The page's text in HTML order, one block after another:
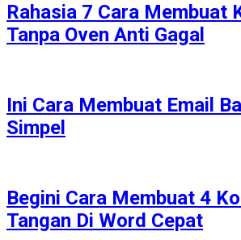
Rahasia 7 Cara Membuat
Tanpa Oven Anti Gagal
Ini Cara Membuat Email
Simpel
Begini Cara Membuat 4
Tangan Di Word Cepat